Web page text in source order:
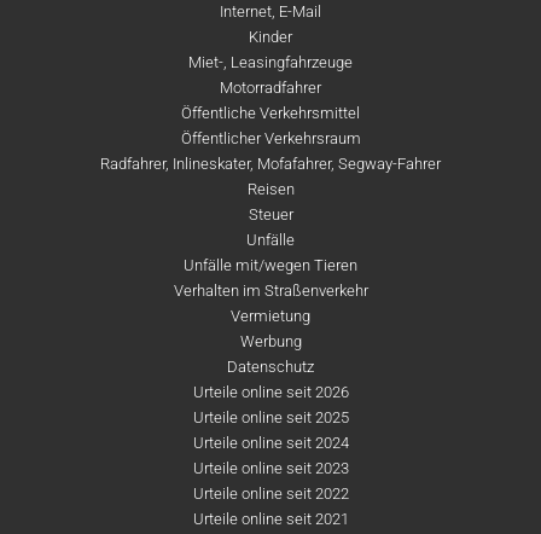
Internet, E-Mail
Kinder
Miet-, Leasingfahrzeuge
Motorradfahrer
Öffentliche Verkehrsmittel
Öffentlicher Verkehrsraum
Radfahrer, Inlineskater, Mofafahrer, Segway-Fahrer
Reisen
Steuer
Unfälle
Unfälle mit/wegen Tieren
Verhalten im Straßenverkehr
Vermietung
Werbung
Datenschutz
Urteile online seit 2026
Urteile online seit 2025
Urteile online seit 2024
Urteile online seit 2023
Urteile online seit 2022
Urteile online seit 2021